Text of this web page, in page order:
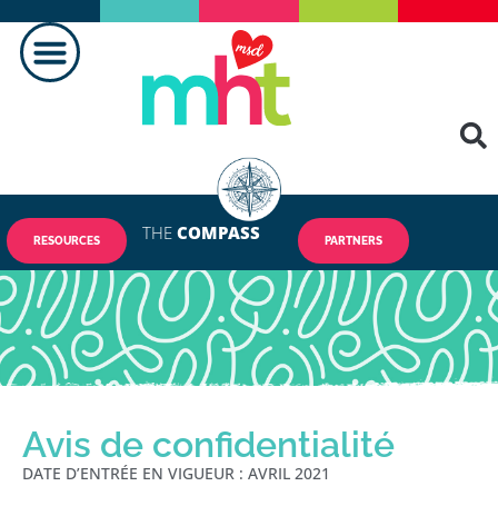
RESOURCES THE COMPASS PARTNERS
Avis de confidentialité
DATE D’ENTRÉE EN VIGUEUR : AVRIL 2021